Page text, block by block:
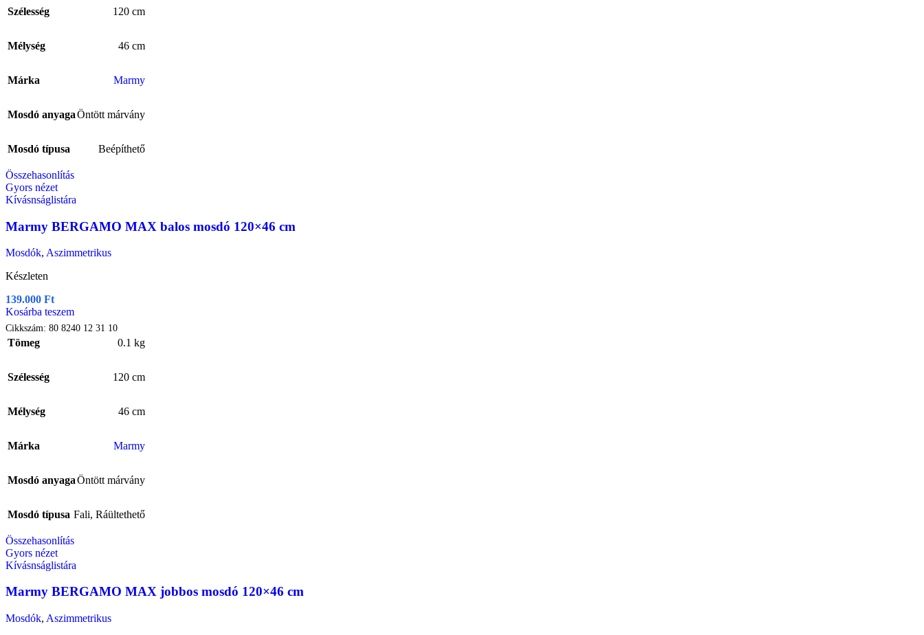
Szélesség 120 cm
Mélység 46 cm
Márka Marmy
Mosdó anyagaÖntött márvány
Mosdó típusa Beépíthető
Összehasonlítás
Gyors nézet
Kívásnságlistára
Marmy BERGAMO MAX balos mosdó 120×46 cm
Mosdók, Aszimmetrikus
Készleten
139.000 Ft
Kosárba teszem
Cikkszám: 80 8240 12 31 10
Tömeg 0.1 kg
Szélesség 120 cm
Mélység 46 cm
Márka Marmy
Mosdó anyagaÖntött márvány
Mosdó típusa Fali, Ráültethető
Összehasonlítás
Gyors nézet
Kívásnságlistára
Marmy BERGAMO MAX jobbos mosdó 120×46 cm
Mosdók, Aszimmetrikus